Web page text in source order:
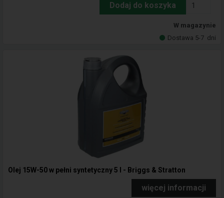
Dodaj do koszyka
W magazynie
Dostawa 5-7 dni
Olej 15W-50 w pełni syntetyczny 5 l - Briggs & Stratton
więcej informacji